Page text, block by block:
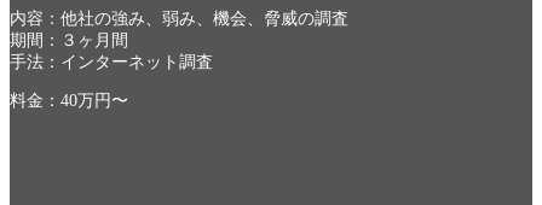
内容：他社の強み、弱み、機会、脅威の調査
期間：３ヶ月間
手法：インターネット調査
料金：40万円〜